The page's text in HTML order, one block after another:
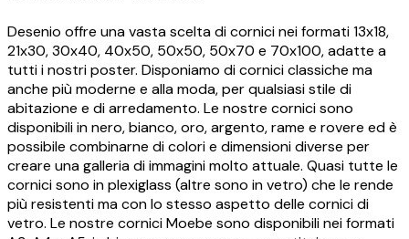
Desenio offre una vasta scelta di cornici nei formati 13x18,
21x30, 30x40, 40x50, 50x50, 50x70 e 70x100, adatte a
tutti i nostri poster. Disponiamo di cornici classiche ma
anche più moderne e alla moda, per qualsiasi stile di
abitazione e di arredamento. Le nostre cornici sono
disponibili in nero, bianco, oro, argento, rame e rovere ed è
possibile combinarne di colori e dimensioni diverse per
creare una galleria di immagini molto attuale. Quasi tutte le
cornici sono in plexiglass (altre sono in vetro) che le rende
più resistenti ma con lo stesso aspetto delle cornici di
vetro. Le nostre cornici Moebe sono disponibili nei formati